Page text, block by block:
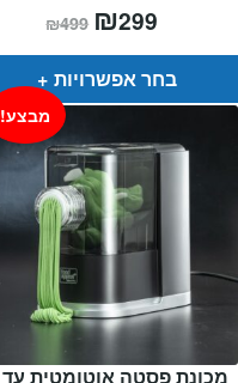
₪499 המחיר
המקורי
היה:
₪499.
₪299
הוא:
בחר אפשרויות
מבצע!